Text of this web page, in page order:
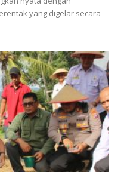
yang digelar secara